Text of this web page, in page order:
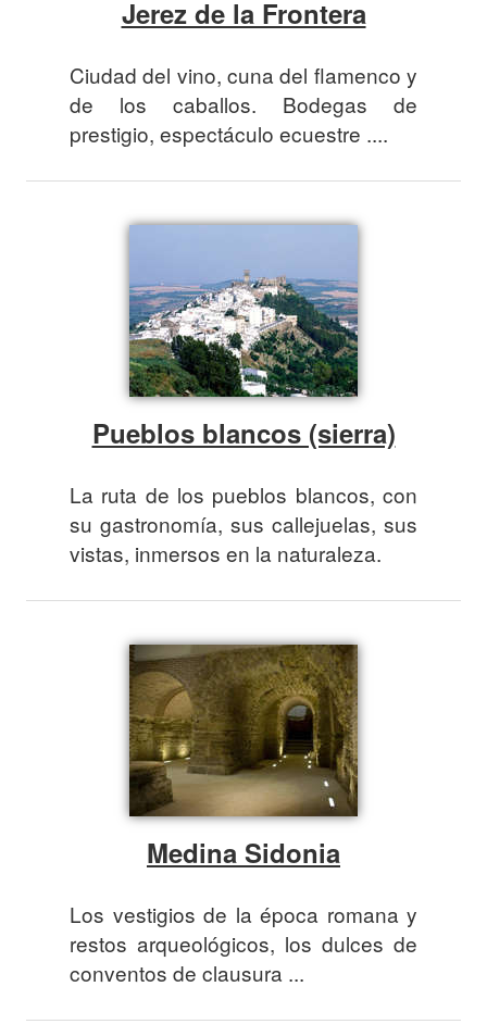
Jerez de la Frontera
Ciudad del vino, cuna del flamenco y
de los caballos. Bodegas de
prestigio, espectáculo ecuestre ....
Pueblos blancos (sierra)
La ruta de los pueblos blancos, con
su gastronomía, sus callejuelas, sus
vistas, inmersos en la naturaleza.
Medina Sidonia
Los vestigios de la época romana y
restos arqueológicos, los dulces de
conventos de clausura ...